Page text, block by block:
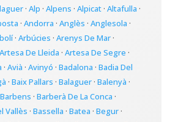
· Alp · Alpens · Alpicat· Altafulla ·
· Andorra · Anglès · Anglesola ·
· Arbúcies · Arenys De Mar·
Artesa De Lleida · Artesa De Segre ·
· Avià · Avinyó · Badalona · Badia Del
· Baix Pallars · Balaguer· Balenyà ·
Barbens · Barberà De La Conca ·
Vallès · Bassella · Batea · Begur·